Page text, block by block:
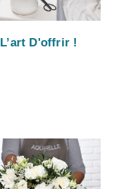
L’art D'offrir !